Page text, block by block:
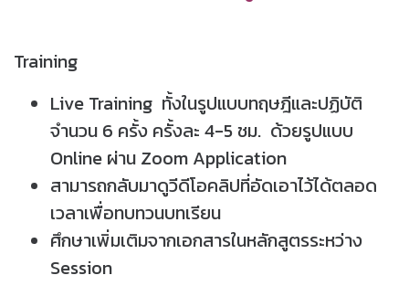
Training
Live Training ทั้งในรูปแบบทฤษฎีและปฏิบัติ
จำนวน 6 ครั้ง ครั้งละ 4-5 ชม. ด้วยรูปแบบ
Online ผ่าน Zoom Application
สามารถกลับมาดูวีดีโอคลิปที่อัดเอาไว้ได้ตลอด
เวลาเพื่อทบทวนบทเรียน
ศึกษาเพิ่มเติมจากเอกสารในหลักสูตรระหว่าง
Session